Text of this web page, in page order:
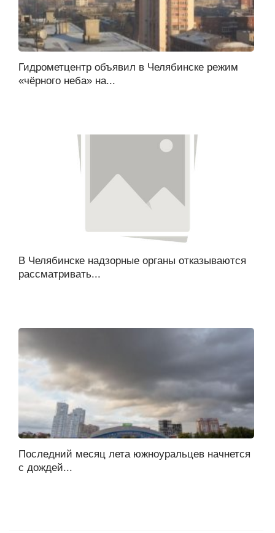
Гидрометцентр объявил в Челябинске режим
«чёрного неба» на...
В Челябинске надзорные органы отказываются
рассматривать...
Последний месяц лета южноуральцев начнется
с дождей...